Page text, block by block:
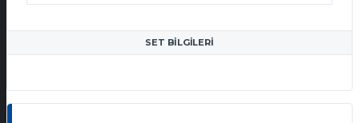
SET BILGILERI